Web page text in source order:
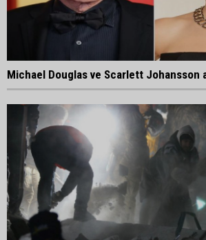
Michael Douglas ve Scarlett Johansson